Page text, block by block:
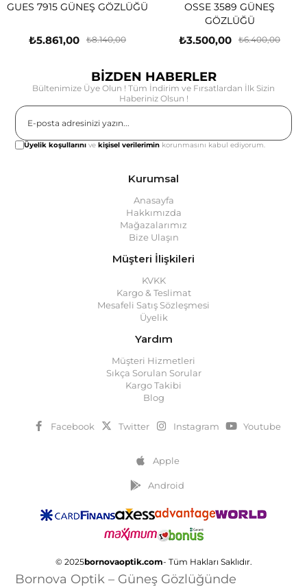
GUES 7915 GÜNEŞ GÖZLÜĞÜ
₺5.861,00 ₺8.140,00
OSSE 3589 GÜNEŞ
GÖZLÜĞÜ
₺3.500,00 ₺6.400,00
BİZDEN HABERLER
Bültenimize Üye Olun ! Tüm İndirim ve Fırsatlardan İlk Sizin
Haberiniz Olsun !
Üyelik koşullarını vekişisel verilerimin korunmasını kabul ediyorum.
Kurumsal
Anasayfa
Hakkımızda
Mağazalarımız
Bize Ulaşın
Müşteri İlişkileri
KVKK
Kargo & Teslimat
Mesafeli Satış Sözleşmesi
Üyelik
Yardım
Müşteri Hizmetleri
Sıkça Sorulan Sorular
Kargo Takibi
Blog
Facebook Twitter Instagram Youtube
Apple
Android
© 2025bornovaoptik.com- Tüm Hakları Saklıdır.
Bornova Optik – Güneş Gözlüğünde